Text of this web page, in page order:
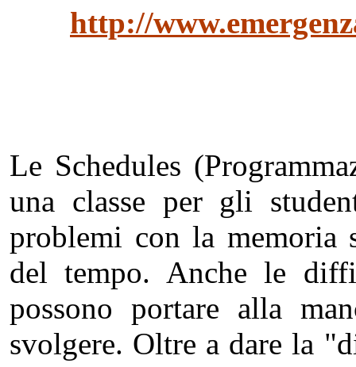
http://
Le Schedules
una classe per gli
problemi con la memoria
del tempo. Anche le
possono portare alla
svolgere. Oltre a dare la